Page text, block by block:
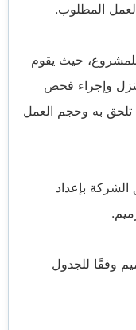
المطلوب.
حيث يقوم
وإجراء فحص
تلحق به وحجم العمل
الشركة بإعداد
وفقًا للجدول